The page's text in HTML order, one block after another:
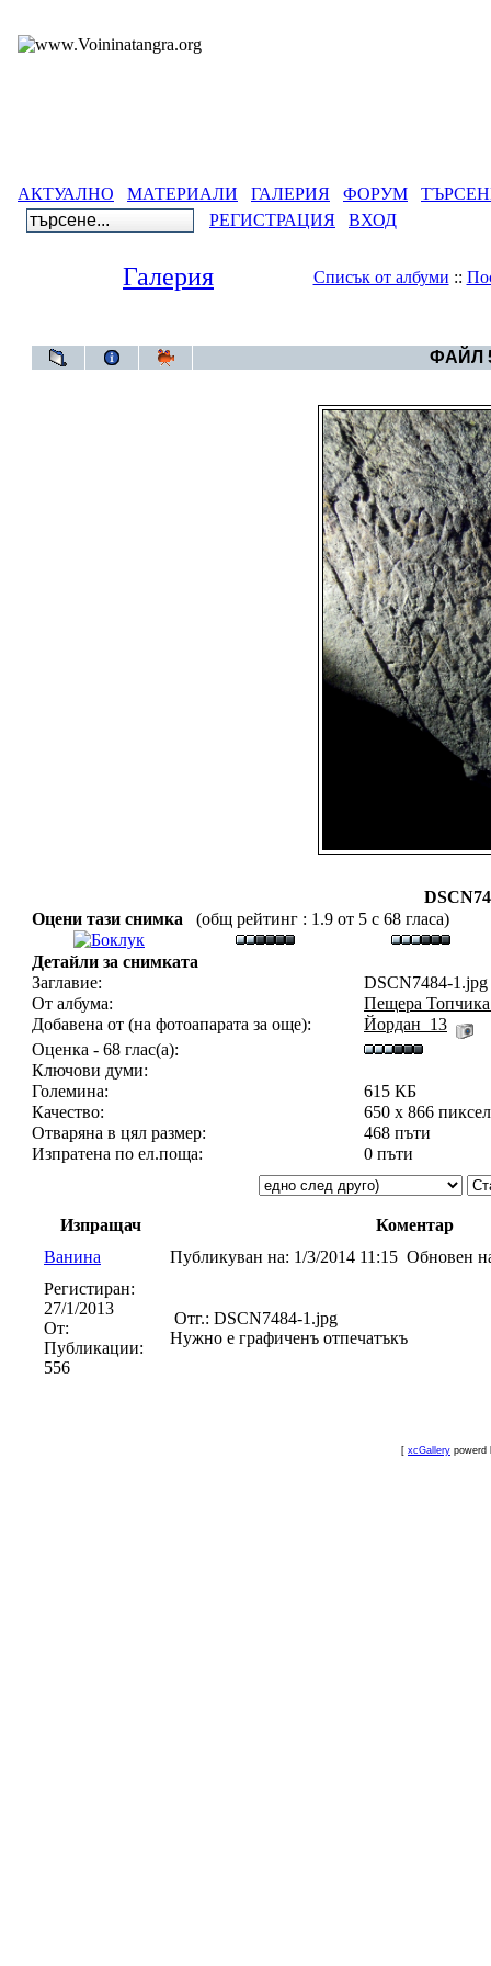
АКТУАЛНО МАТЕРИАЛИ ГАЛЕРИЯ ФОРУМ
РЕГИСТРАЦИЯ
ВХОД
Галерия Списък от албуми ::
ФАЙЛ
Оцени тази снимка
(общ рейтинг : 1.9 от 5 с 68 гласа)
Детайли за снимката
Заглавие:
DSCN7484-1.jpg
От албума:
Пещера
Добавена от (на фотоапарата за още):
Йордан_13
Оценка - 68 глас(а):
Ключови думи:
Големина:
615 КБ
Качество:
650 x 866
Отваряна в цял размер:
468 пъти
Изпратена по ел.поща:
0 пъти
Изпращач
Коментар
Ванина
Публикуван на: 1/3/2014 11:15 Обновен
Регистиран:
27/1/2013
От:
Публикации:
556
Отг.: DSCN7484-1.jpg
Нужно е графиченъ отпечатъкъ
[ xcGallery